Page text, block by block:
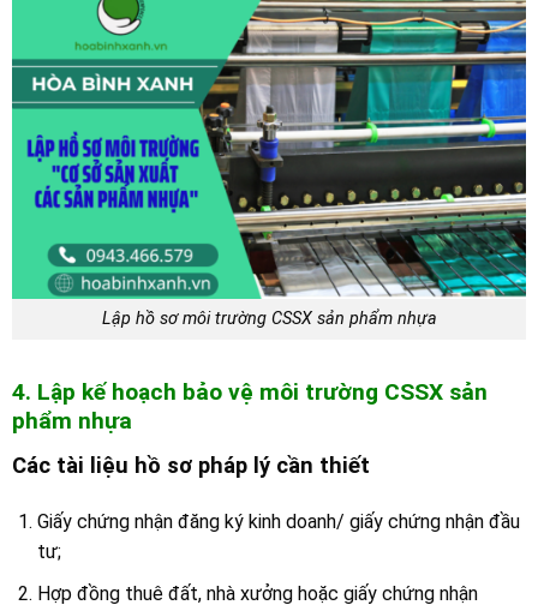
Lập hồ sơ môi trường CSSX sản phẩm nhựa
4. Lập kế hoạch bảo vệ môi trường CSSX sản
phẩm nhựa
Các tài liệu hồ sơ pháp lý cần thiết
Giấy chứng nhận đăng ký kinh doanh/ giấy chứng nhận đầu
tư;
Hợp đồng thuê đất, nhà xưởng hoặc giấy chứng nhận